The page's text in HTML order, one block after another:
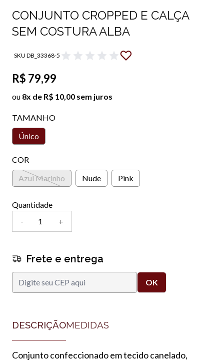
CONJUNTO CROPPED E CALÇA
SEM COSTURA ALBA
SKU DB_33368-5
R$ 79,99
ou 8x de R$ 10,00 sem juros
TAMANHO
Único
COR
Azul Marinho
Nude Pink
Quantidade
-
+
Frete e entrega
DESCRIÇÃOMEDIDAS
Conjunto confeccionado em tecido canelado,